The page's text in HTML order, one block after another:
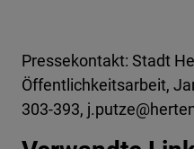
Pressekontakt: Stadt
Öffentlichkeitsarbeit,
303-393,